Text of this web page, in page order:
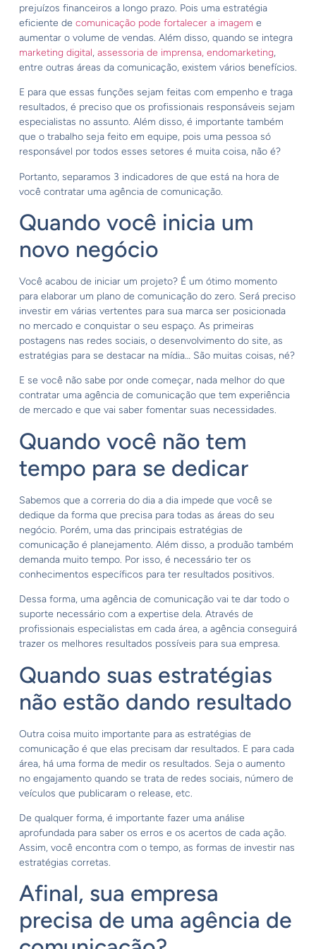
prejuízos financeiros a longo prazo. Pois uma estratégia
eficiente de comunicação pode fortalecer a imagem e
aumentar o volume de vendas. Além disso, quando se integra
marketing digital, assessoria de imprensa, endomarketing,
entre outras áreas da comunicação, existem vários benefícios.
E para que essas funções sejam feitas com empenho e traga
resultados, é preciso que os profissionais responsáveis sejam
especialistas no assunto. Além disso, é importante também
que o trabalho seja feito em equipe, pois uma pessoa só
responsável por todos esses setores é muita coisa, não é?
Portanto, separamos 3 indicadores de que está na hora de
você contratar uma agência de comunicação.
Quando você inicia um
novo negócio
Você acabou de iniciar um projeto? É um ótimo momento
para elaborar um plano de comunicação do zero. Será preciso
investir em várias vertentes para sua marca ser posicionada
no mercado e conquistar o seu espaço. As primeiras
postagens nas redes sociais, o desenvolvimento do site, as
estratégias para se destacar na mídia… São muitas coisas, né?
E se você não sabe por onde começar, nada melhor do que
contratar uma agência de comunicação que tem experiência
de mercado e que vai saber fomentar suas necessidades.
Quando você não tem
tempo para se dedicar
Sabemos que a correria do dia a dia impede que você se
dedique da forma que precisa para todas as áreas do seu
negócio. Porém, uma das principais estratégias de
comunicação é planejamento. Além disso, a produão também
demanda muito tempo. Por isso, é necessário ter os
conhecimentos específicos para ter resultados positivos.
Dessa forma, uma agência de comunicação vai te dar todo o
suporte necessário com a expertise dela. Através de
profissionais especialistas em cada área, a agência conseguirá
trazer os melhores resultados possíveis para sua empresa.
Quando suas estratégias
não estão dando resultado
Outra coisa muito importante para as estratégias de
comunicação é que elas precisam dar resultados. E para cada
área, há uma forma de medir os resultados. Seja o aumento
no engajamento quando se trata de redes sociais, número de
veículos que publicaram o release, etc.
De qualquer forma, é importante fazer uma análise
aprofundada para saber os erros e os acertos de cada ação.
Assim, você encontra com o tempo, as formas de investir nas
estratégias corretas.
Afinal, sua empresa
precisa de uma agência de